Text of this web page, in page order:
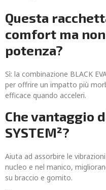
Questa
comfort ma
potenza?
Sì: la combinazione BLACK
per offrire un impatto più
efficace quando acceleri.
Che vantaggio
SYSTEM²?
Aiuta ad assorbire le
nucleo e nel manico,
su braccio e gomito.